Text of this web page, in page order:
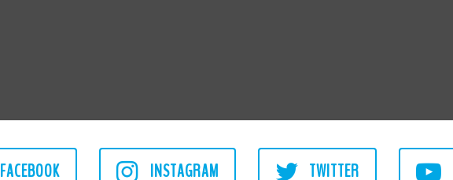
FACEBOOK INSTAGRAM TWITTER